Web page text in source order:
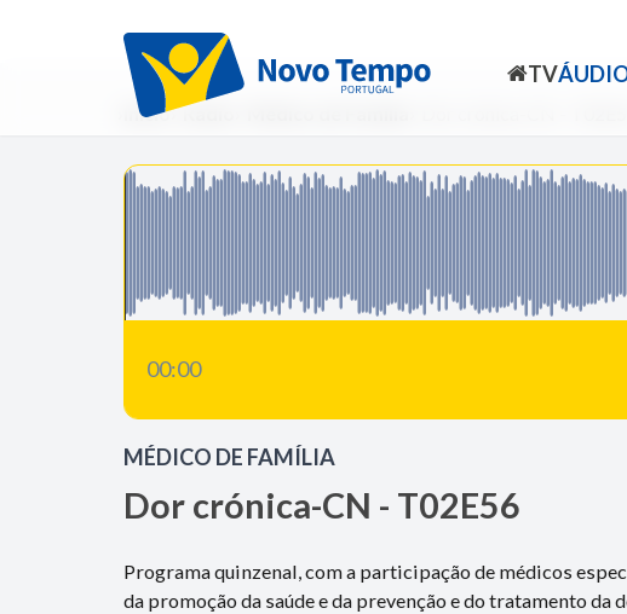
TV
Início Rádio
00:00
MÉDICO DE FAMÍLIA
Dor crónica-CN - T02E56
Programa quinzenal, com a participação de médicos
da promoção da saúde e da prevenção e do tratamento